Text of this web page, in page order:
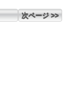
次ページ >>